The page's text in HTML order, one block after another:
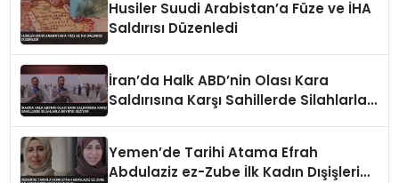
Husiler Suudi Arabistan’a Füze ve İHA
Saldırısı Düzenledi
İran’da Halk ABD’nin Olası Kara
Saldırısına Karşı Sahillerde Silahlarla
Yemen’de Tarihi Atama Efrah
Abdulaziz ez-Zube İlk Kadın Dışişleri